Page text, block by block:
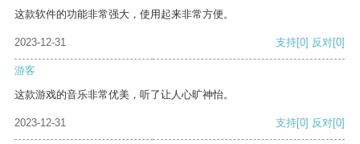
这款软件的功能非常强大，使用起来非常方便。
2023-12-31 支持[0] 反对[0]
游客
这款游戏的音乐非常优美，听了让人心旷神怡。
2023-12-31 支持[0] 反对[0]